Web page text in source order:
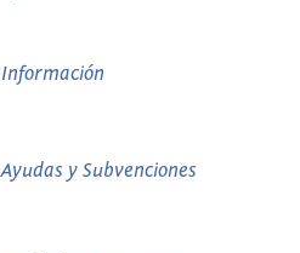
Información
Ayudas y Subvenciones